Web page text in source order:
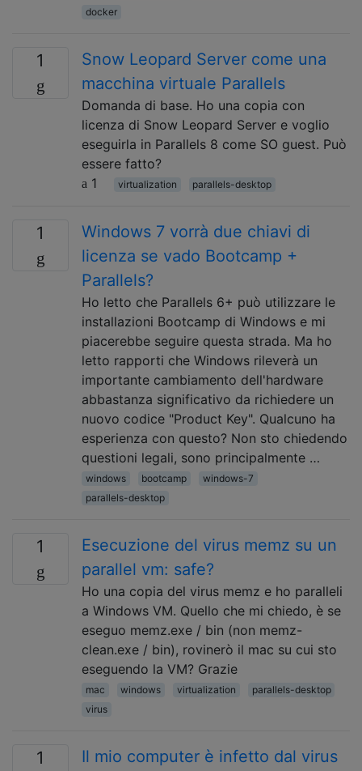
docker
1
Snow Leopard Server come una
macchina virtuale Parallels
Domanda di base. Ho una copia con
licenza di Snow Leopard Server e voglio
eseguirla in Parallels 8 come SO guest. Può
essere fatto?
1
virtualization parallels-desktop
1
Windows 7 vorrà due chiavi di
licenza se vado Bootcamp +
Parallels?
Ho letto che Parallels 6+ può utilizzare le
installazioni Bootcamp di Windows e mi
piacerebbe seguire questa strada. Ma ho
letto rapporti che Windows rileverà un
importante cambiamento dell'hardware
abbastanza significativo da richiedere un
nuovo codice "Product Key". Qualcuno ha
esperienza con questo? Non sto chiedendo
questioni legali, sono principalmente …
windows bootcamp
windows-7
parallels-desktop
1
Esecuzione del virus memz su un
parallel vm: safe?
Ho una copia del virus memz e ho paralleli
a Windows VM. Quello che mi chiedo, è se
eseguo memz.exe / bin (non memz-
clean.exe / bin), rovinerò il mac su cui sto
eseguendo la VM? Grazie
mac windows virtualization
parallels-desktop
virus
1
Il mio computer è infetto dal virus